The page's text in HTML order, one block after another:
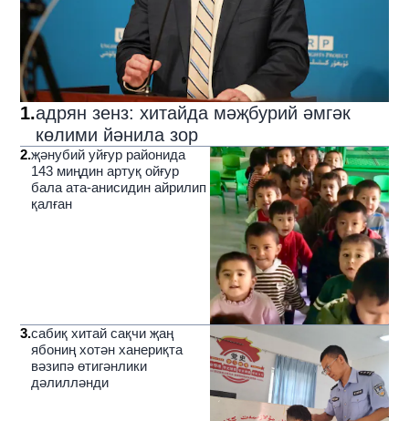
1.адрян зенз: хитайда мәҗбурий әмгәк
көлими йәнила зор
2.җәнубий уйғур районида
143 миңдин артуқ ойғур
бала ата-анисидин айрилип
қалған
3.сабиқ хитай сақчи җаң
ябониң хотән ханериқта
вәзипә өтигәнлики
дәлилләнди